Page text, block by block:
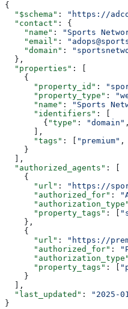
{
  "$schema"
:
"https://
  "contact"
: {
    "name"
: "Sports
    "email"
:
    "domain"
:
  },
  "properties"
: [
    {
      "property_id"
:
      "property_type"
:
      "name"
: "Sports
      "identifiers"
: [
        {
"type" : "domain"
      ],
      "tags"
: [ "premium" ,
    }
  ],
  "authorized_agents"
: [
    {
      "url"
: "https://
      "authorized_for"
:
      "authorization_type"
      "property_tags"
: [
    },
    {
      "url"
: "https://
      "authorized_for"
:
      "authorization_type"
      "property_tags"
: [
    }
  ],
  "last_updated"
:
"2025-
}